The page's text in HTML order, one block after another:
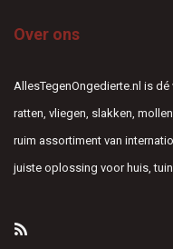
Over ons
AllesTegenOngedierte.nl is
ratten, vliegen, slakken,
ruim assortiment van
juiste oplossing voor huis,